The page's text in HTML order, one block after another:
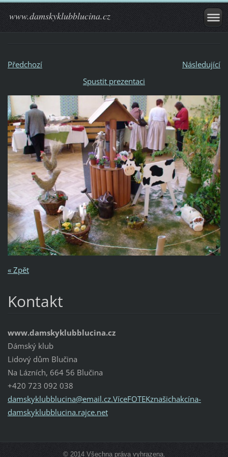
www.damskyklubblucina.cz
Předchozí
Následující
Spustit prezentaci
« Zpět
Kontakt
www.damskyklubblucina.cz
Dámský klub
Lidový dům Blučina
Na Lázních, 664 56 Blučina
+420 723 092 038
damskyklubblucina@email.cz.VíceFOTEKznašichakcína-
damskyklubblucina.rajce.net
© 2014 Všechna práva vyhrazena.